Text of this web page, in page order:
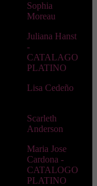
Sophia
Moreau
Juliana Hanst
-
CATALAGO
PLATINO
Lisa Cedeño
Scarleth
Anderson
Maria Jose
Cardona -
CATALOGO
PLATINO